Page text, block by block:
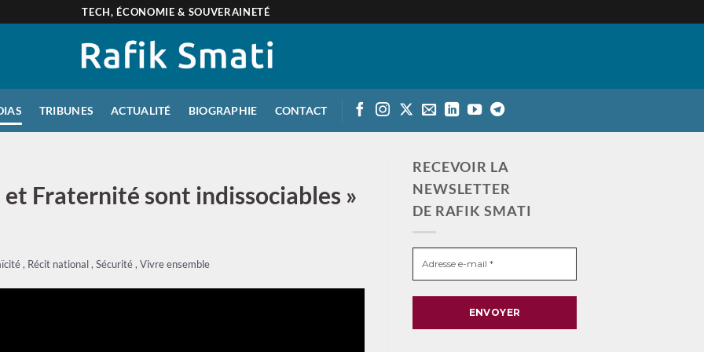
TECH, ÉCONOMIE & SOUVERAINETÉ
TRIBUNES ACTUALITÉ BIOGRAPHIE CONTACT
Fraternité sont indissociables »
, Récit national , Sécurité , Vivre ensemble
RECEVOIR LA
NEWSLETTER
DE RAFIK SMATI